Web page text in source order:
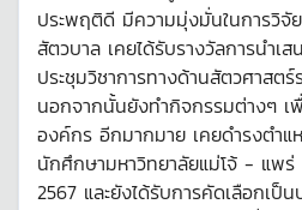
ประพฤติดี มีความมุ่งมั่นในการวิจั
สัตวบาล เคยได้รับรางวัลการนำเ
ประชุมวิชาการทางด้านสัตวศาสต
นอกจากนั้นยังทำกิจกรรมต่างๆ เ
องค์กร อีกมากมาย เคยดำรงตำ
นักศึกษามหาวิทยาลัยแม่โจ้ - แพร่
2567 และยังได้รับการคัดเลือกเป็